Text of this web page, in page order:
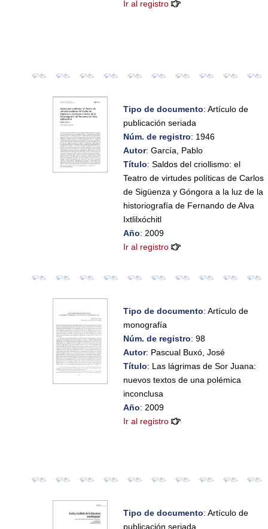
Ir al registro
Tipo de documento: Artículo de
publicación seriada
Núm. de registro: 1946
Autor: García, Pablo
Título: Saldos del criollismo: el
Teatro de virtudes políticas de Carlos
de Sigüenza y Góngora a la luz de la
historiografía de Fernando de Alva
Ixtlilxóchitl
Año: 2009
Ir al registro
Tipo de documento: Artículo de
monografía
Núm. de registro: 98
Autor: Pascual Buxó, José
Título: Las lágrimas de Sor Juana:
nuevos textos de una polémica
inconclusa
Año: 2009
Ir al registro
Tipo de documento: Artículo de
publicación seriada